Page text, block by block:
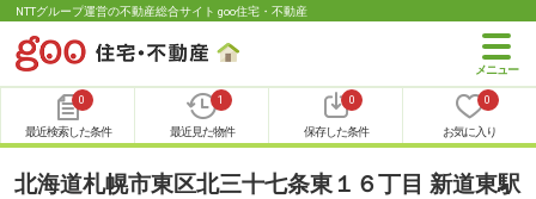
NTTグループ運営の不動産総合サイト goo住宅・不動産
0
最近検索した条件
1
最近見た物件
0
保存した条件
0
お気に入り
北海道札幌市東区北三十七条東１６丁目 新道東駅